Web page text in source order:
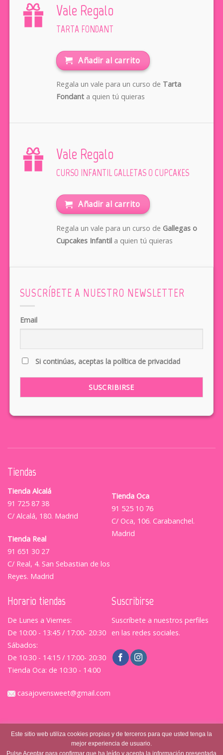
Vale Regalo
TARTA FONDANT
Añadir al carrito
Regala un vale para un curso de Tarta
Fondanta quien tú quieras
Vale Regalo
CURSO INFANTIL GALLETAS O CUPCAKES
Añadir al carrito
Regala un vale para un curso de Gallegas o
Cupcakes Infantila quien tú quieras
SUSCRÍBETE A NUESTRO NEWSLETTER
Email
Si continúas, aceptas la política de privacidad
Tiendas
Tienda Alcalá
91 725 87 38
C/ Alcalá, 180. Madrid
Tienda Real
91 651 30 27
C/ Real, 4. San Sebastian de los
Reyes. Madrid
Tienda Oca
91 525 10 76
C/ Oca, 106. Carabanchel.
Madrid
Horario tiendas
De Lunes a Viernes:
De 10:00 - 13:45 / 17:00- 20:30
Sábados:
De 10:30 - 14:15 / 17:00- 20:30
Tienda Oca: de 10:30 - 14:00
Suscribirse
Suscríbete a nuestros perfiles
en las redes sociales.
casajovensweet@gmail.com
Este sitio web utiliza cookies propias y de terceros para que usted tenga la
mejor experiencia de usuario.
Pulse Aceptar para confirmar que ha leído y acepta la información presentada